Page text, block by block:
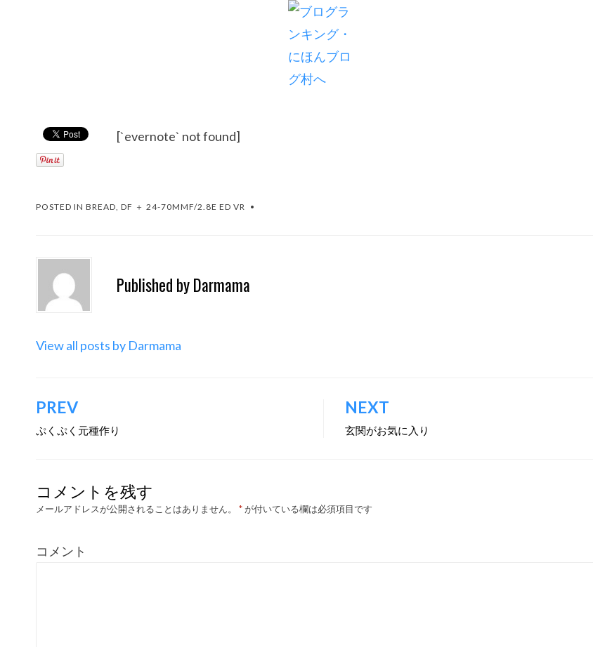
[`evernote` not found]
POSTED IN BREAD, DF ＋ 24-70MMF/2.8E ED VR
Published byDarmama
View all posts by Darmama
投
稿
ビ
ゲ
シ
PREV
ぷくぷく元種作り
NEXT
玄関がお気に入り
コメントを残す
メールアドレスが公開されることはありません。 *が付いている欄は必須項目です
コメント